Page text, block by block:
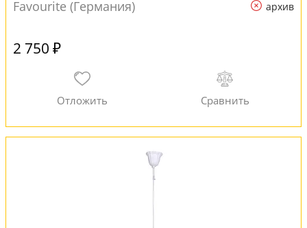
Favourite (Германия)
архив
2 750 ₽